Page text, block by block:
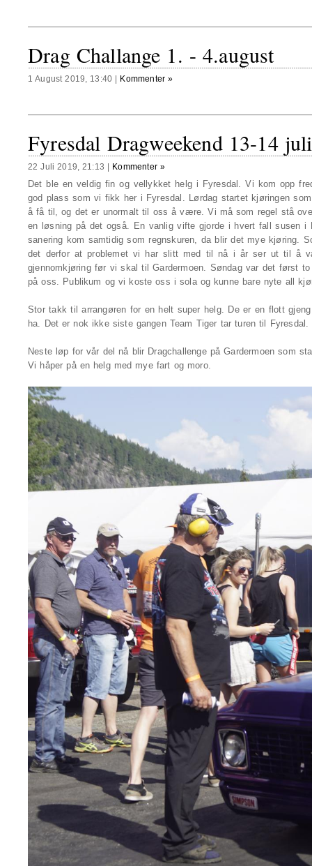
Drag Challange 1. - 4.august
1 August 2019, 13:40 Kommenter »
Fyresdal Dragweekend 13-14
22 Juli 2019, 21:13 Kommenter »
Det ble en veldig fin og vellykket helg i Fyresdal. Vi kom opp
god plass som vi fikk her i Fyresdal. Lørdag startet kjøringen
å få til, og det er unormalt til oss å være. Vi må som regel stå
en løsning på det også. En vanlig vifte gjorde i hvert fall susen i
sanering kom samtidig som regnskuren, da blir det mye kjøring.
det derfor at problemet vi har slitt med til nå i år ser ut til å
gjennomkjøring før vi skal til Gardermoen. Søndag var det først
på oss. Publikum og vi koste oss i sola og kunne bare nyte all
Stor takk til arrangøren for en helt super helg. De er en flott
ha. Det er nok ikke siste gangen Team Tiger tar turen til Fyresdal.
Neste løp for vår del nå blir Dragchallenge på Gardermoen som
Vi håper på en helg med mye fart og moro.